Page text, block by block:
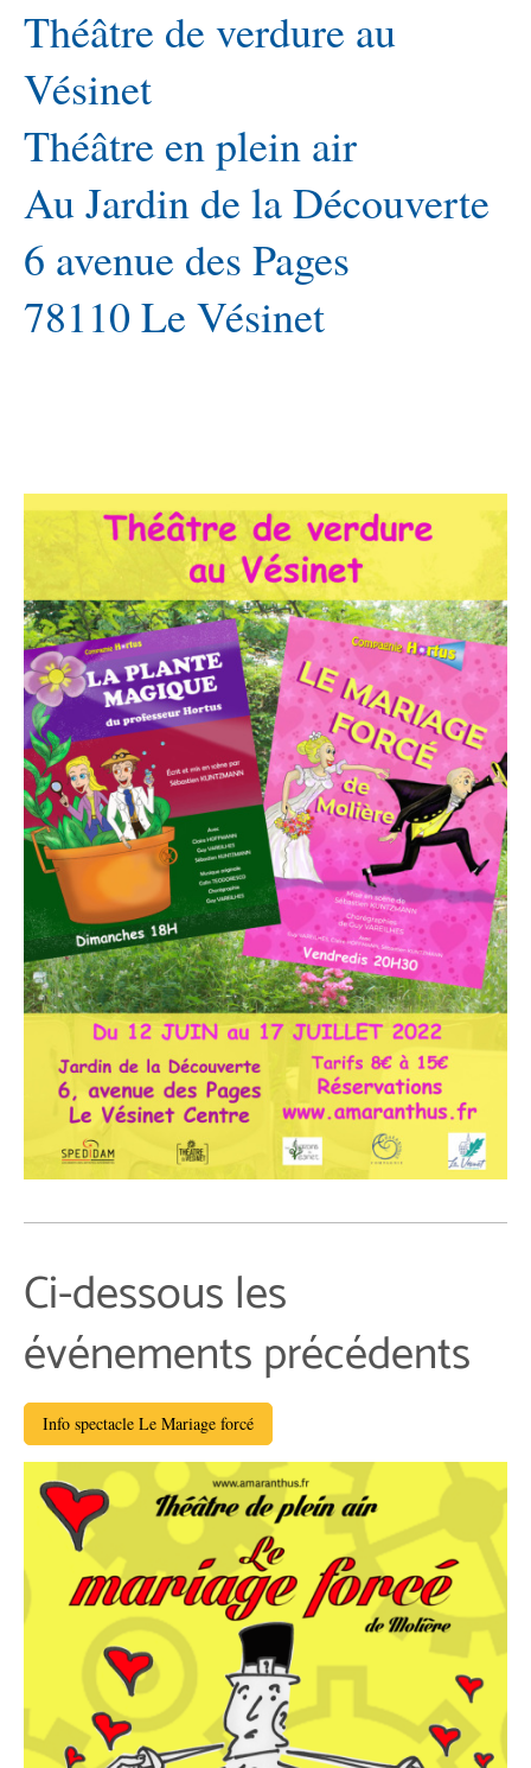
Théâtre de verdure au
Vésinet
Théâtre en plein air
Au Jardin de la Découverte
6 avenue des Pages
78110 Le Vésinet
Ci-dessous les
événements précédents
Info spectacle Le Mariage forcé